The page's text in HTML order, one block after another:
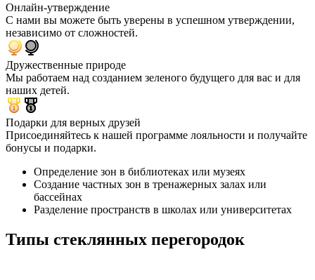
Онлайн-утверждение
С нами вы можете быть уверены в успешном утверждении,
независимо от сложностей.
Дружественные природе
Мы работаем над созданием зеленого будущего для вас и для
наших детей.
Подарки для верных друзей
Присоединяйтесь к нашей программе лояльности и получайте
бонусы и подарки.
Определение зон в библиотеках или музеях
Создание частных зон в тренажерных залах или
бассейнах
Разделение пространств в школах или университетах
Типы стеклянных перегородок